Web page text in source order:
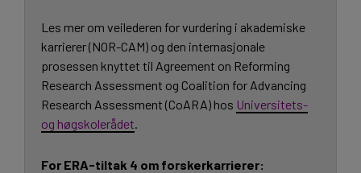
Les mer om veilederen for vurdering i akademiske
karrierer (NOR-CAM) og den internasjonale
prosessen knyttet til Agreement on Reforming
Research Assessment og Coalition for Advancing
Research Assessment (CoARA) hos Universitets-
og høgskolerådet.
For ERA-tiltak 4 om forskerkarrierer: